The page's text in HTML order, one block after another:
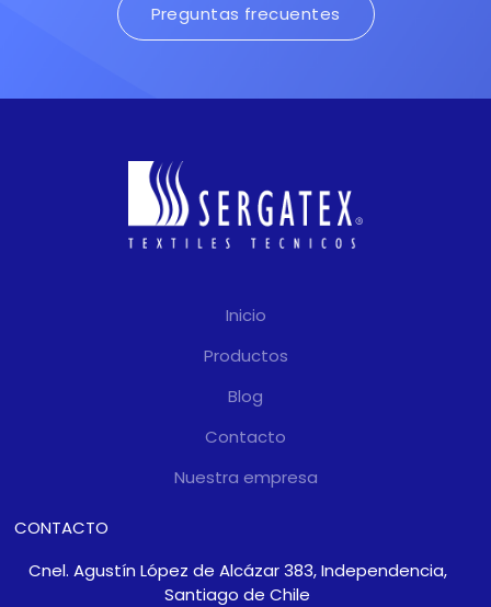
Preguntas frecuentes
Inicio
Productos
Blog
Contacto
Nuestra empresa
CONTACTO
Cnel. Agustín López de Alcázar 383, Independencia,
Santiago de Chile